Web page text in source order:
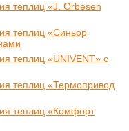
теплиц «J. Orbesen
теплиц «Синьор
теплиц «UNIVENT» с
теплиц «Термопривод
теплиц «Комфорт